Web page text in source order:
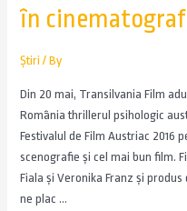
în
Știri / By
Din 20 mai, Transilvania Film
România thrillerul psihologic
Festivalul de Film Austriac 2016
scenografie și cel mai bun film.
Fiala și Veronika Franz și
ne plac …